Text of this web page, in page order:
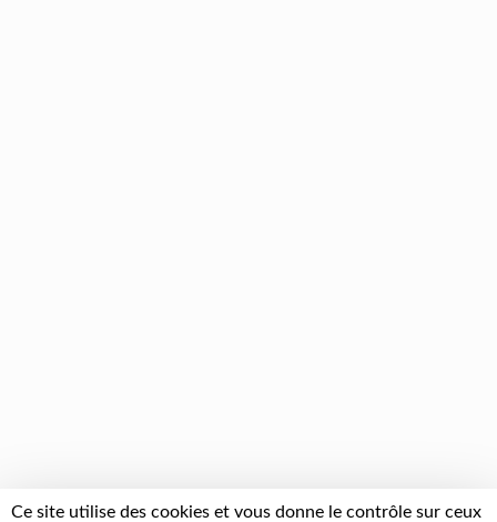
Ce site utilise des cookies et vous donne le contrôle sur ceux